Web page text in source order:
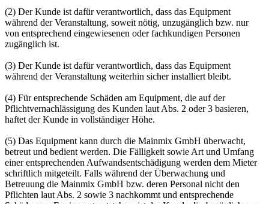
(2) Der Kunde ist dafür verantwortlich, dass das Equipment
während der Veranstaltung, soweit nötig, unzugänglich bzw. nur
von entsprechend eingewiesenen oder fachkundigen Personen
zugänglich ist.
(3) Der Kunde ist dafür verantwortlich, dass das Equipment
während der Veranstaltung weiterhin sicher installiert bleibt.
(4) Für entsprechende Schäden am Equipment, die auf der
Pflichtvernachlässigung des Kunden laut Abs. 2 oder 3 basieren,
haftet der Kunde in vollständiger Höhe.
(5) Das Equipment kann durch die Mainmix GmbH überwacht,
betreut und bedient werden. Die Fälligkeit sowie Art und Umfang
einer entsprechenden Aufwandsentschädigung werden dem Mieter
schriftlich mitgeteilt. Falls während der Überwachung und
Betreuung die Mainmix GmbH bzw. deren Personal nicht den
Pflichten laut Abs. 2 sowie 3 nachkommt und entsprechende